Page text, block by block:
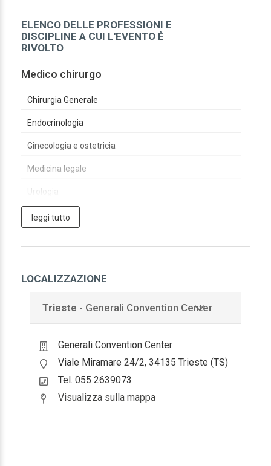
ELENCO DELLE PROFESSIONI E
DISCIPLINE A CUI L'EVENTO È
RIVOLTO
Medico chirurgo
Chirurgia Generale
Endocrinologia
Ginecologia e ostetricia
Medicina legale
Urologia
Biologo
leggi tutto
LOCALIZZAZIONE
Trieste - Generali Convention Center
Generali Convention Center
Viale Miramare 24/2, 34135 Trieste (TS)
Tel. 055 2639073
Visualizza sulla mappa